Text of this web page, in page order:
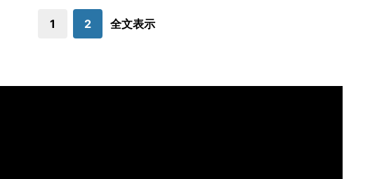
レビ系)2026年8月5日放送にコメンテ
1 2 全文表示